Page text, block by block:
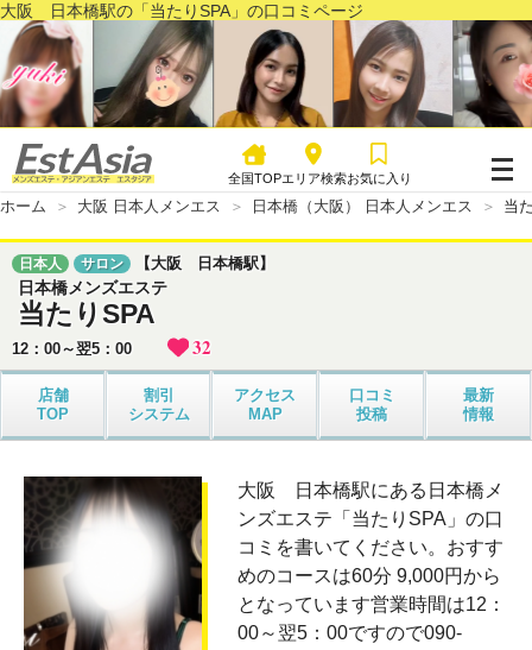
大阪 日本橋駅の「当たりSPA」の口コミページ
全国TOPエリア検索お気に入り
ホーム 大阪 日本人メンエス 日本橋（大阪） 日本人メンエス 当
日本人 サロン 【大阪 日本橋駅】
日本橋メンズエステ
当たりSPA
12：00～翌5：00 32
店舗
TOP
割引
システム
アクセス
MAP
口コミ
投稿
最新
情報
大阪 日本橋駅にある日本橋メ
ンズエステ「当たりSPA」の口
コミを書いてください。おすす
めのコースは60分 9,000円から
となっています営業時間は12：
00～翌5：00ですので090-